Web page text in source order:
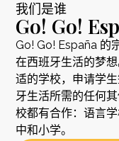
我们是谁
Go! Go!
Go! Go! España 的
在西班牙生活的梦
适的学校，申请学
牙生活所需的任何
校都有合作：语言
中和小学。